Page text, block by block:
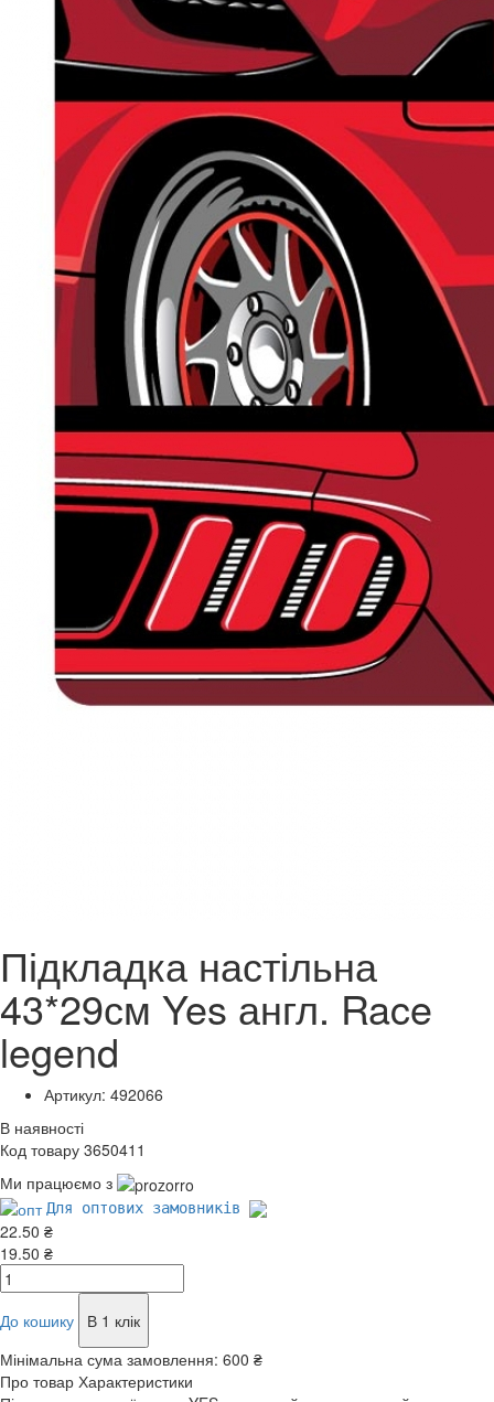
Підкладка настільна
43*29см Yes англ. Race
legend
Артикул: 492066
В наявності
Код товару 3650411
Ми працюємо з
Для оптових замовників
22.50 ₴
19.50 ₴
До кошику
В 1 клік
Мінімальна сума замовлення: 600 ₴
Про товар Характеристики